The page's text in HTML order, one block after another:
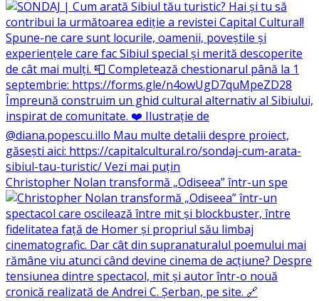
Christopher Nolan transformă „Odiseea” într-un spe